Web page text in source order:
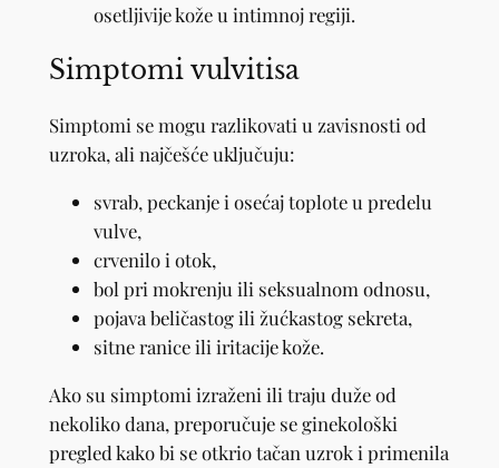
osetljivije kože u intimnoj regiji.
Simptomi vulvitisa
Simptomi se mogu razlikovati u zavisnosti od
uzroka, ali najčešće uključuju:
svrab, peckanje i osećaj toplote u predelu
vulve,
crvenilo i otok,
bol pri mokrenju ili seksualnom odnosu,
pojava beličastog ili žućkastog sekreta,
sitne ranice ili iritacije kože.
Ako su simptomi izraženi ili traju duže od
nekoliko dana, preporučuje se ginekološki
pregled kako bi se otkrio tačan uzrok i primenila